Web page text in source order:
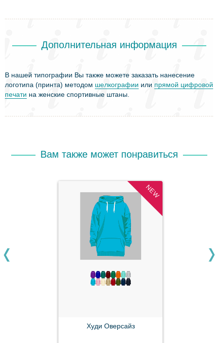
Дополнительная информация
В нашей типографии Вы также можете заказать нанесение
логотипа (принта) методом шелкографии или прямой цифровой
печати на женские спортивные штаны.
Вам также может понравиться
NEW
Худи Оверсайз
prev